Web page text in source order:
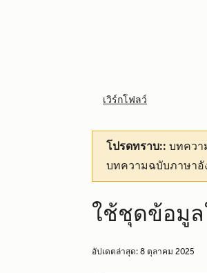
เวิร์กโฟลว์
โปรดทราบ:: บทคว
บทความฉบับภาษา
ใช้ชุดข้อมูล
อัปเดตล่าสุด: 8 ตุลาคม 2025